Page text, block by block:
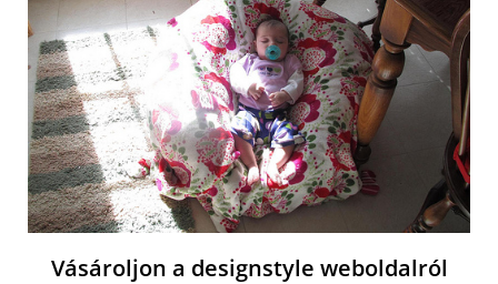
Vásároljon a designstyle weboldalról